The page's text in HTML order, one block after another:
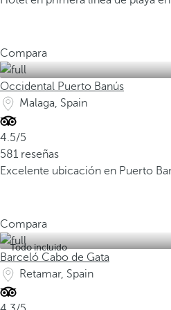
Compara
Occidental Puerto Banús
Malaga, Spain
4.5/5
581 reseñas
Excelente ubicación en Puerto
Compara
Todo incluido
Barceló Cabo de Gata
Retamar, Spain